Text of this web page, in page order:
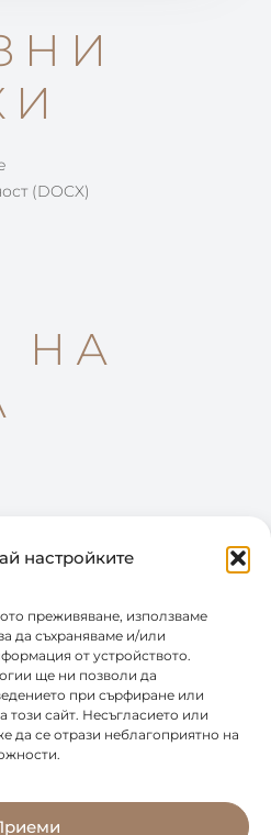
настройките
преживяване, използваме
да съхраняваме и/или
от устройството.
ще ни позволи да
при сърфиране или
сайт. Несъгласието или
да се отрази неблагоприятно на
(DOCX)
НА